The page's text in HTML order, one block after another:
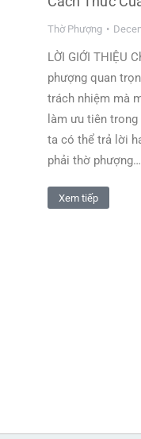
Thờ Phượng
LỜI GIỚI THIỆU
phượng quan
trách nhiệm mà
làm ưu tiên
ta có thể trả lời
phải thờ phượng…
Xem tiếp